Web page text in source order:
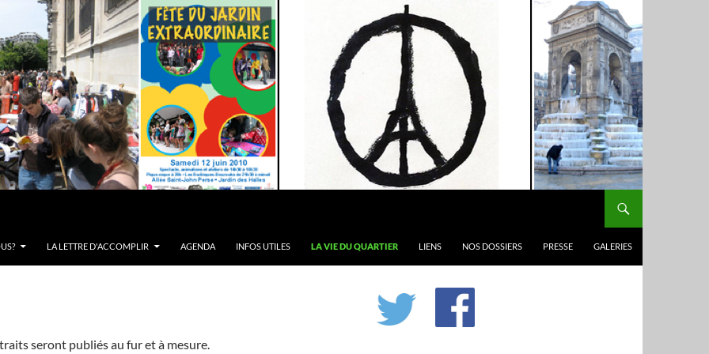
LA LETTRE D'ACCOMPLIR AGENDA INFOS UTILES LA VIE DU QUARTIER LIENS NOS DOSSIERS PRESSE GALERIES
seront publiés au fur et à mesure.